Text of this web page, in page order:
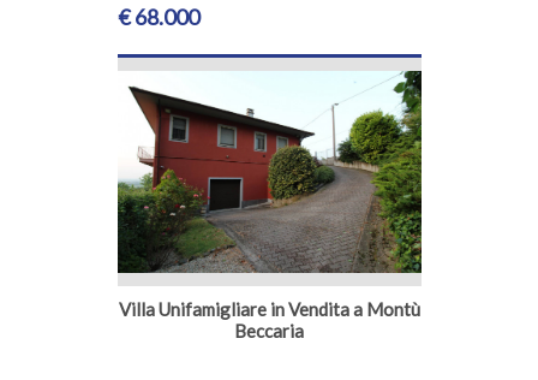
€ 68.000
Villa Unifamigliare in Vendita a Montù
Beccaria